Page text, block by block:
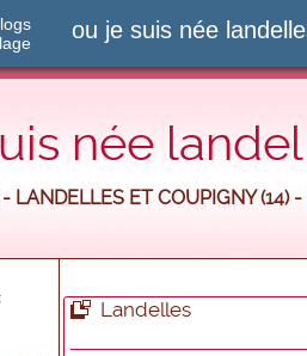
ou je suis née
née
ET COUPIGNY (14) -
Landelles